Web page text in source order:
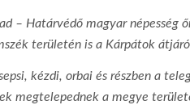
– Határvédő magyar népesség
területén is a Kárpátok
kézdi, orbai és részben a
megtelepednek a megye
100
1/1000